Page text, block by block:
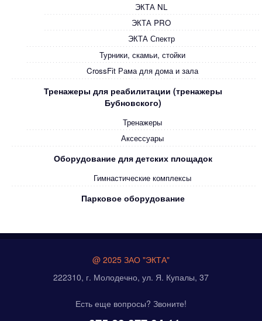
ЭКТА NL
ЭКТА PRO
ЭКТА Спектр
Турники, скамьи, стойки
CrossFit Рама для дома и зала
Тренажеры для реабилитации (тренажеры
Бубновского)
Тренажеры
Аксессуары
Оборудование для детских площадок
Гимнастические комплексы
Парковое оборудование
@ 2025 ЗАО "ЭКТА"
222310, г. Молодечно, ул. Я. Купалы, 37
Есть еще вопросы? Звоните!